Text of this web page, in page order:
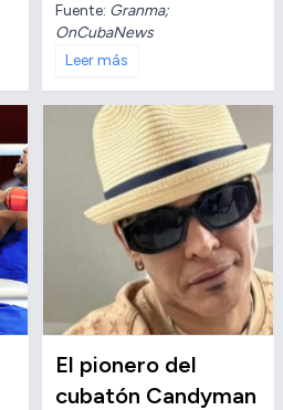
Fuente: Granma;
OnCubaNews
Leer más
El pionero del
cubatón Candyman